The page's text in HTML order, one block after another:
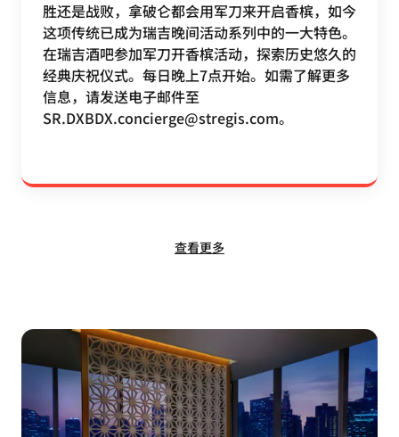
胜还是战败，拿破仑都会用军刀来开启香槟，如今
这项传统已成为瑞吉晚间活动系列中的一大特色。
在瑞吉酒吧参加军刀开香槟活动，探索历史悠久的
经典庆祝仪式。每日晚上7点开始。如需了解更多
信息，请发送电子邮件至
SR.DXBDX.concierge@stregis.com。
查看更多